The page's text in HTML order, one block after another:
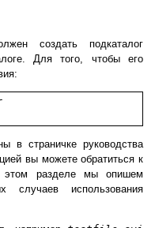
создать подкаталог
Для того, чтобы его
в страничке руководства
вы можете обратиться к
разделе мы опишем
случаев использования